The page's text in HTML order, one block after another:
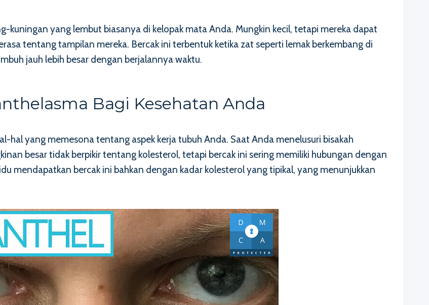
kuningan yang lembut biasanya di kelopak mata Anda. Mungkin kecil, tetapi mereka dapat
tentang tampilan mereka. Bercak ini terbentuk ketika zat seperti lemak berkembang di
jauh lebih besar dengan berjalannya waktu.
Bagi Kesehatan Anda
hal yang memesona tentang aspek kerja tubuh Anda. Saat Anda menelusuri bisakah
besar tidak berpikir tentang kolesterol, tetapi bercak ini sering memiliki hubungan dengan
mendapatkan bercak ini bahkan dengan kadar kolesterol yang tipikal, yang menunjukkan